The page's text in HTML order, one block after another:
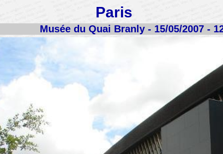
Paris
Musée du Quai Branly - 15/05/2007 -